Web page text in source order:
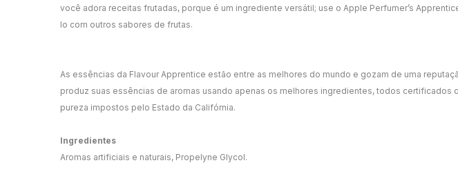
você adora receitas frutadas, porque é um ingrediente versátil; use o Apple Perfumer’s
lo com outros sabores de frutas.
As essências da Flavour Apprentice estão entre as melhores do mundo e gozam de uma
produz suas essências de aromas usando apenas os melhores ingredientes, todos
pureza impostos pelo Estado da Califórnia.
Ingredientes
Aromas artificiais e naturais, Propelyne Glycol.